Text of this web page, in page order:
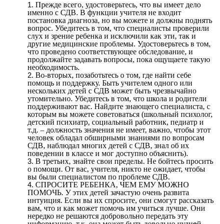
Прежде всего, удостоверьтесь, что вы имеет дело
именно с СДВ. В функции учителя не входит
постановка диагноза, но вы можете и должны поднять
вопрос. Убедитесь в том, что специалисты проверили
слух и зрение ребенка и исключили как эти, так и
другие медицинские проблемы. Удостоверьтесь в том,
что проведено соответствующее обследование, и
продолжайте задавать вопросы, пока ощущаете такую
необходимость.
Во-вторых, позаботьтесь о том, где найти себе
помощь и поддержку. Быть учителем одного или
нескольких детей с СДВ может быть чрезвычайно
утомительно. Убедитесь в том, что школа и родители
поддерживают вас. Найдите знающего специалиста, с
которым вы можете советоваться (школьный психолог,
детский психиатр, социальный работник, педиатр и
т.д. – должность значения не имеет, важно, чтобы этот
человек обладал обширными знаниями по вопросам
СДВ, наблюдал многих детей с СДВ, знал об их
поведении в классе и мог доступно объяснить).
В третьих, знайте свои пределы. Не бойтесь просить
о помощи. От вас, учителя, никто не ожидает, чтобы
вы были специалистом по проблеме СДВ.
СПРОСИТЕ РЕБЕНКА, ЧЕМ ЕМУ МОЖНО
ПОМОЧЬ. У этих детей зачастую очень развита
интуиция. Если вы их спросите, они смогут рассказать
вам, что и как может помочь им учиться лучше. Они
нередко не решаются добровольно передать эту